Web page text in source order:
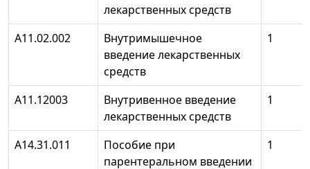
лекарственных средств
А11.02.002
Внутримышечное
введение лекарственных
средств
1
А11.12003
Внутривенное введение
лекарственных средств
1
А14.31.011
Пособие при
парентеральном введении
1